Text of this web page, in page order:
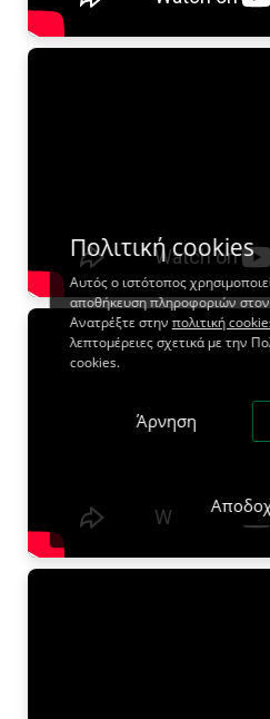
Πολιτική cookies
Αυτός ο ιστότοπος
αποθήκευση πληροφοριών
Ανατρέξτε στην πολιτική
λεπτομέρειες σχετικά με την
cookies.
Άρνηση